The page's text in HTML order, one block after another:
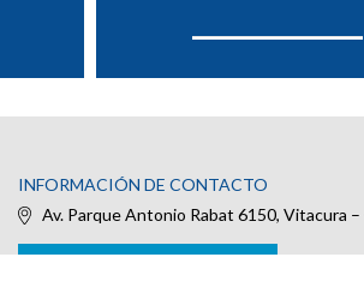
INFORMACIÓN DE CONTACTO
Av. Parque Antonio Rabat 6150, Vitacura –